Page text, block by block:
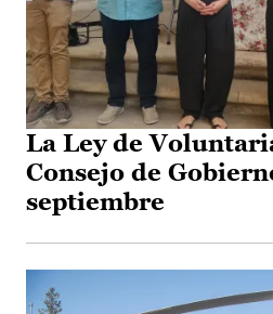
La Ley de
Consejo de
septiembre